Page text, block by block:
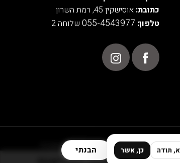
כתובת:אוסישקין 45, רמת השרון
טלפון: 055-4543977 שלוחה 2
POWERED BY
הבנתי תודה כן, אשר